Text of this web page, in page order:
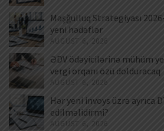
Məşğulluq Strategiyası
yeni hədəflər
AUGUST 6, 2026
ƏDV ödəyicilərinə mühüm
vergi orqanı özü dolduracaq
AUGUST 6, 2026
Hər yeni invoys üzrə ayrıca
edilməlidirmi?
AUGUST 6, 2026